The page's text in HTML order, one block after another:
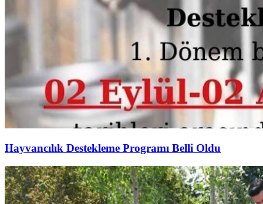
Hayvancılık Destekleme Programı Belli Oldu